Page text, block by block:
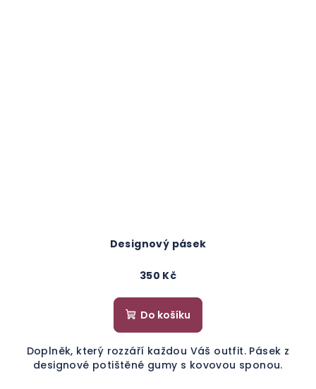
Designový pásek
350 Kč
Do košíku
Doplněk, který rozzáří každou Váš outfit. Pásek z
designové potištěné gumy s kovovou sponou.